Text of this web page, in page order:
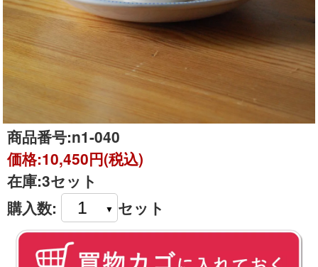
商品番号:n1-040
価格:10,450円(税込)
在庫:3セット
購入数:
セット